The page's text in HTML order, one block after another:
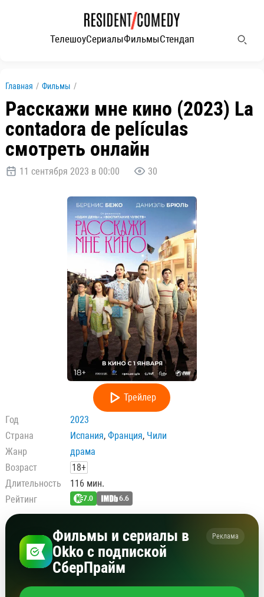
ТелешоуСериалыФильмыСтендап
Главная / Фильмы /
Расскажи мне кино (2023) La
contadora de películas
смотреть онлайн
11 сентября 2023 в 00:00 30
Трейлер
Год
2023
Страна
Испания, Франция, Чили
Жанр
драма
Возраст
18+
Длительность
116 мин.
Рейтинг
7.0 6.6
Фильмы и сериалы в
Okko с подпиской
СберПрайм
Реклама